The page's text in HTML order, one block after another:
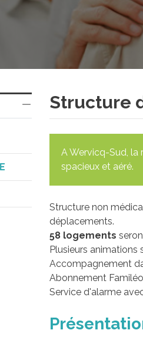
Structure
A Wervicq-Sud, la
spacieux et aéré.
Structure non
déplacements.
58 logements
Plusieurs animations
Accompagnement
Abonnement
Service d'alarme